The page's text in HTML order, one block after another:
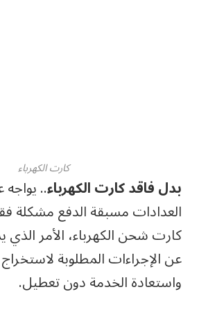
كارت الكهرباء
بدل فاقد كارت الكهرباء..
العدادات مسبقة الدفع مشكلة
كارت شحن الكهرباء، الأمر
عن الإجراءات المطلوبة
واستعادة الخدمة دون تعطيل.